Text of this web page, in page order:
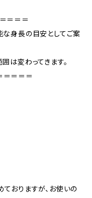
＝＝＝
身長の目安としてご案
は変わってきます。
＝＝＝＝
おりますが、お使いの